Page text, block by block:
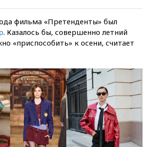
фильма «Претенденты» был
. Казалось бы, совершенно летний
«приспособить» к осени, считает